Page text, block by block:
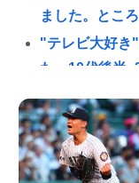
ました。とこ
"テレビ大好き
た…10代後半
明日からお盆
た？🏄‍♂🌴☀
交通系カード